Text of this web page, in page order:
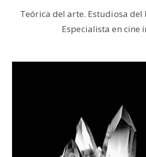
Teórica del arte. Estudiosa del
Especialista en cine